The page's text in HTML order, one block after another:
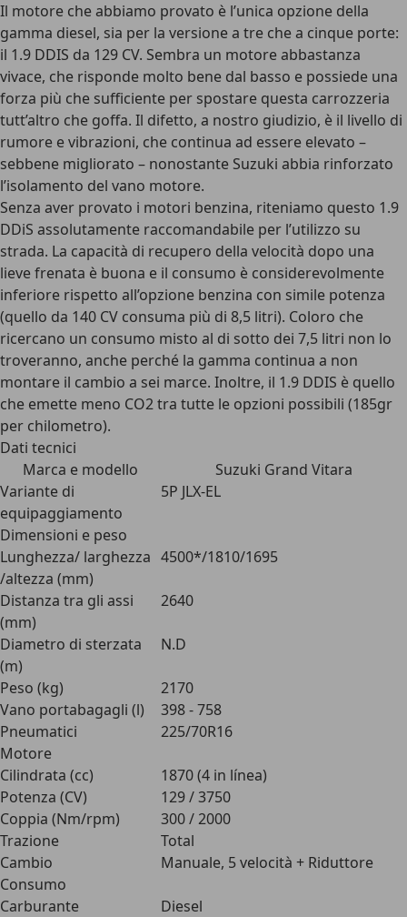
Il motore che abbiamo provato è l’unica opzione della
gamma diesel, sia per la versione a tre che a cinque porte:
il 1.9 DDIS da 129 CV. Sembra un motore abbastanza
vivace, che risponde molto bene dal basso e possiede una
forza più che sufficiente per spostare questa carrozzeria
tutt’altro che goffa. Il difetto, a nostro giudizio, è il livello di
rumore e vibrazioni, che continua ad essere elevato –
sebbene migliorato – nonostante Suzuki abbia rinforzato
l’isolamento del vano motore.
Senza aver provato i motori benzina, riteniamo questo 1.9
DDiS assolutamente raccomandabile per l’utilizzo su
strada. La capacità di recupero della velocità dopo una
lieve frenata è buona e il consumo è considerevolmente
inferiore rispetto all’opzione benzina con simile potenza
(quello da 140 CV consuma più di 8,5 litri). Coloro che
ricercano un consumo misto al di sotto dei 7,5 litri non lo
troveranno, anche perché la gamma continua a non
montare il cambio a sei marce. Inoltre, il 1.9 DDIS è quello
che emette meno CO2 tra tutte le opzioni possibili (185gr
per chilometro).
Dati tecnici
Marca e modello
Suzuki Grand Vitara
Variante di
equipaggiamento
5P JLX-EL
Dimensioni e peso
Lunghezza/ larghezza
/altezza (mm)
4500*/1810/1695
Distanza tra gli assi
(mm)
2640
Diametro di sterzata
(m)
N.D
Peso (kg)
2170
Vano portabagagli (l)
398 - 758
Pneumatici
225/70R16
Motore
Cilindrata (cc)
1870 (4 in línea)
Potenza (CV)
129 / 3750
Coppia (Nm/rpm)
300 / 2000
Trazione
Total
Cambio
Manuale, 5 velocità + Riduttore
Consumo
Carburante
Diesel